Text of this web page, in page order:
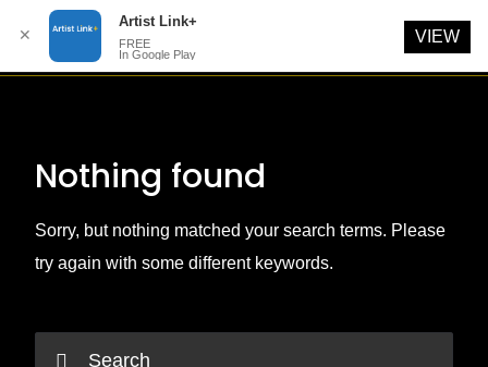
Nothing found
Sorry, but nothing matched your search terms. Please
try again with some different keywords.
✕
Artist Link+
FREE
In Google Play
VIEW